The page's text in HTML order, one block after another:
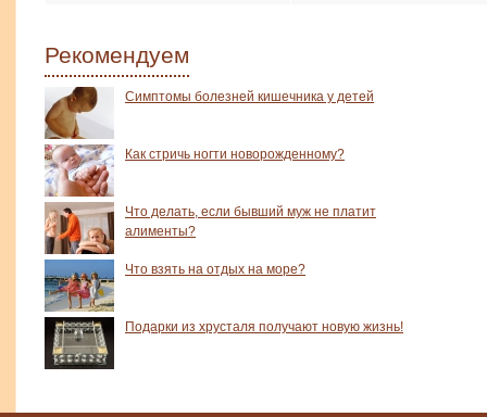
Рекомендуем
Симптомы болезней кишечника у детей
Как стричь ногти новорожденному?
Что делать, если бывший муж не платит
алименты?
Что взять на отдых на море?
Подарки из хрусталя получают новую жизнь!